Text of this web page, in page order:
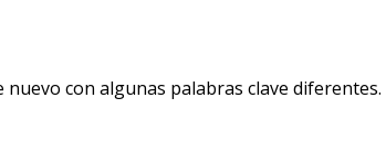
con algunas palabras clave diferentes.